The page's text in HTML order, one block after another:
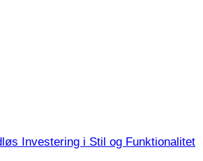
Investering i Stil og Funktionalitet